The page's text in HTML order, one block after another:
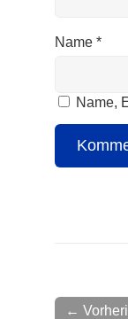
Name *
Name,
←